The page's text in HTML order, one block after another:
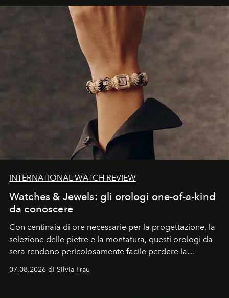
INTERNATIONAL WATCH REVIEW
Watches & Jewels: gli orologi one-of-a-kind
da conoscere
Con centinaia di ore necessarie per la progettazione, la
selezione delle pietre e la montatura, questi orologi da
sera rendono pericolosamente facile perdere la
cognizione del tempo. Ma con quadranti così
07.08.2026 di Silvia Frau